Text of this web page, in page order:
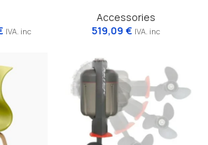
IVA. inc
Accessories
519,09 € IVA. inc